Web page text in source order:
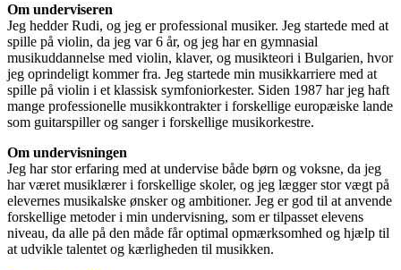
Om underviseren
Jeg hedder Rudi, og jeg er professional musiker. Jeg startede med at
spille på violin, da jeg var 6 år, og jeg har en gymnasial
musikuddannelse med violin, klaver, og musikteori i Bulgarien, hvor
jeg oprindeligt kommer fra. Jeg startede min musikkarriere med at
spille på violin i et klassisk symfoniorkester. Siden 1987 har jeg haft
mange professionelle musikkontrakter i forskellige europæiske lande
som guitarspiller og sanger i forskellige musikorkestre.
Om undervisningen
Jeg har stor erfaring med at undervise både børn og voksne, da jeg
har været musiklærer i forskellige skoler, og jeg lægger stor vægt på
elevernes musikalske ønsker og ambitioner. Jeg er god til at anvende
forskellige metoder i min undervisning, som er tilpasset elevens
niveau, da alle på den måde får optimal opmærksomhed og hjælp til
at udvikle talentet og kærligheden til musikken.